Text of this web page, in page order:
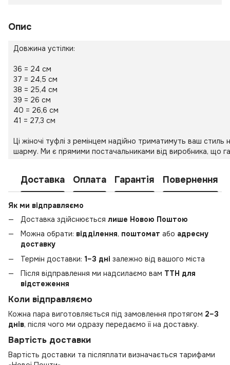
Опис
Довжина устілки:
36 = 24 см
37 = 24,5 см
38 = 25,4 см
39 = 26 см
40 = 26,6 см
41 = 27,3 см
Ці жіночі туфлі з ремінцем надійно триматимуть ваш
шарму. Ми є прямими постачальниками від виробника, що
Доставка Оплата Гарантія Повернення
Як ми відправляємо
Доставка здійснюється лише Новою Поштою
Можна обрати: відділення, поштомат або адресну
доставку
Термін доставки: 1–3 дні залежно від вашого міста
Після відправлення ми надсилаємо вам ТТН для
відстеження
Коли відправляємо
Кожна пара виготовляється під замовлення протягом 2–3
днів, після чого ми одразу передаємо її на доставку.
Вартість доставки
Вартість доставки та післяплати визначається тарифами